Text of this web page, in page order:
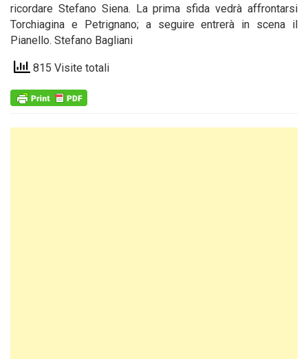
ricordare Stefano Siena. La prima sfida vedrà affrontarsi
Torchiagina e Petrignano; a seguire entrerà in scena il
Pianello. Stefano Bagliani
815 Visite totali